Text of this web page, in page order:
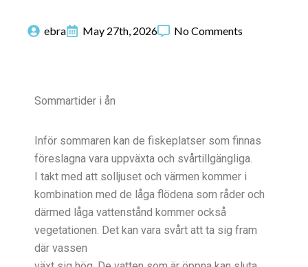
ebra May 27th, 2026 No Comments
Sommartider i ån
Inför sommaren kan de fiskeplatser som finnas
föreslagna vara uppväxta och svårtillgängliga.
I takt med att solljuset och värmen kommer i
kombination med de låga flödena som råder och
därmed låga vattenstånd kommer också
vegetationen. Det kan vara svårt att ta sig fram
där vassen